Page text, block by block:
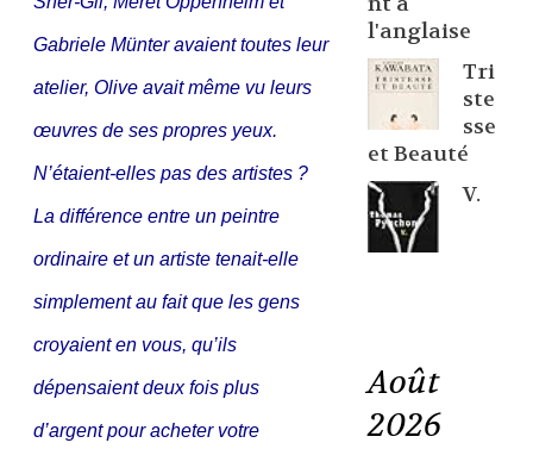
Gabriele Münter avaient toutes leur
atelier, Olive avait même vu leurs
œuvres de ses propres yeux.
N’étaient-elles pas des artistes ?
La différence entre un peintre
ordinaire et un artiste tenait-elle
simplement au fait que les gens
croyaient en vous, qu’ils
dépensaient deux fois plus
d’argent pour acheter votre
l'anglaise
Tri
ste
sse
et Beauté
V.
Août
2026